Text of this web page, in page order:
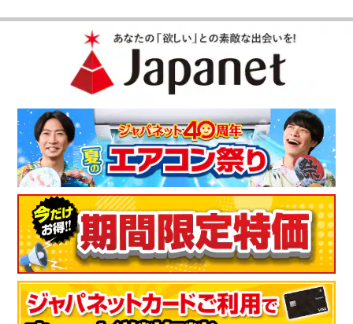
お客様用に、と思い、２セット購入しました！手に取った時の
ひんやり感、肌触り、デザインも気に入りしました！
（ 熊本県60代
大変気に入ってます！
去年は大変暑くて寝苦しさを感じたので、今回この商品を購入
しました。ひんやりして大変気に入ってます。この夏はこの商
品でゆっくり寝て暮らしてみます。
（ 兵庫県 60代 N.T様）
これからの季節にピッタリ！